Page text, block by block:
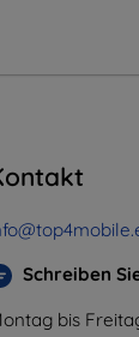
Schreiben
bis